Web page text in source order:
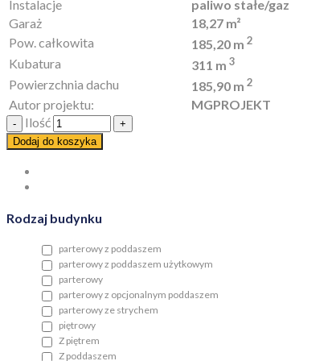
Instalacje
paliwo stałe/gaz
Garaż
18,27 m²
Pow. całkowita
185,20 m 2
Kubatura 311 m 3
Powierzchnia dachu 185,90 m 2
Autor projektu:
MGPROJEKT
Ilość
Dodaj do koszyka
Rodzaj budynku
parterowy z poddaszem
parterowy z poddaszem użytkowym
parterowy
parterowy z opcjonalnym poddaszem
parterowy ze strychem
piętrowy
Z piętrem
Z poddaszem